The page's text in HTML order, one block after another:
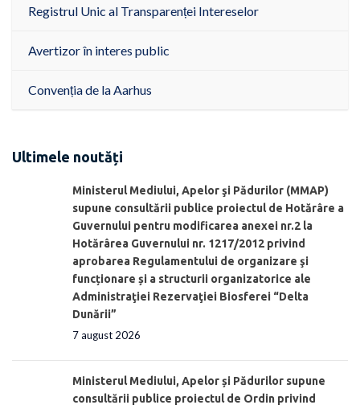
Registrul Unic al Transparenței Intereselor
Avertizor în interes public
Convenția de la Aarhus
Ultimele noutăți
Ministerul Mediului, Apelor şi Pădurilor (MMAP)
supune consultării publice proiectul de Hotărâre a
Guvernului pentru modificarea anexei nr.2 la
Hotărârea Guvernului nr. 1217/2012 privind
aprobarea Regulamentului de organizare şi
funcționare și a structurii organizatorice ale
Administraţiei Rezervaţiei Biosferei “Delta
Dunării”
7 august 2026
Ministerul Mediului, Apelor și Pădurilor supune
consultării publice proiectul de Ordin privind